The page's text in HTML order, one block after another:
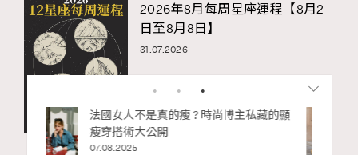
2026年8月每周星座運程【8月2
日至8月8日】
31.07.2026
別再用酒精消毒皮革！6個清潔手袋小技
巧，讓你更愛惜你的手袋
02.06.2025